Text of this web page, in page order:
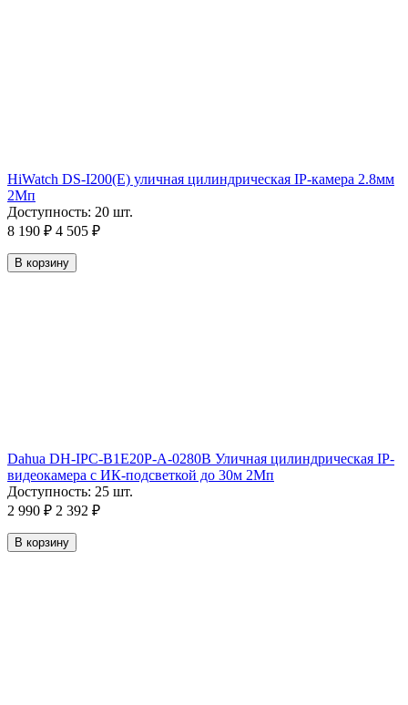
HiWatch DS-I200(E) уличная цилиндрическая IP-камера 2.8мм
2Мп
Доступность: 20 шт.
8 190 ₽ 4 505 ₽
В корзину
Dahua DH-IPC-B1E20P-A-0280B Уличная цилиндрическая IP-
видеокамера с ИК-подсветкой до 30м 2Мп
Доступность: 25 шт.
2 990 ₽ 2 392 ₽
В корзину